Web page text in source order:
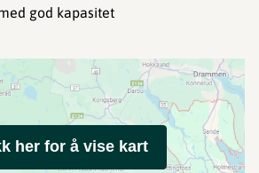
god kapasitet
her for å vise kart